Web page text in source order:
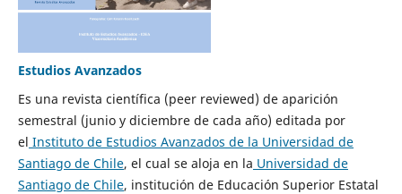
Estudios Avanzados
Es una revista científica (peer reviewed) de aparición
semestral (junio y diciembre de cada año) editada por
el Instituto de Estudios Avanzados de la Universidad de
Santiago de Chile, el cual se aloja en la Universidad de
Santiago de Chile, institución de Educación Superior Estatal